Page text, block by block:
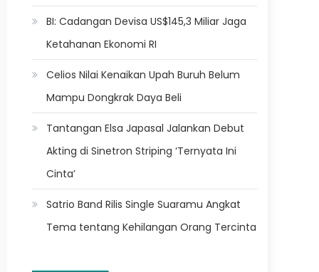
BI: Cadangan Devisa US$145,3 Miliar Jaga
Ketahanan Ekonomi RI
Celios Nilai Kenaikan Upah Buruh Belum
Mampu Dongkrak Daya Beli
Tantangan Elsa Japasal Jalankan Debut
Akting di Sinetron Striping ‘Ternyata Ini
Cinta’
Satrio Band Rilis Single Suaramu Angkat
Tema tentang Kehilangan Orang Tercinta